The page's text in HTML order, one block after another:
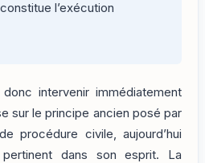
l’exécution
intervenir immédiatement
sur le principe ancien posé par
procédure civile, aujourd’hui
dans son esprit. La